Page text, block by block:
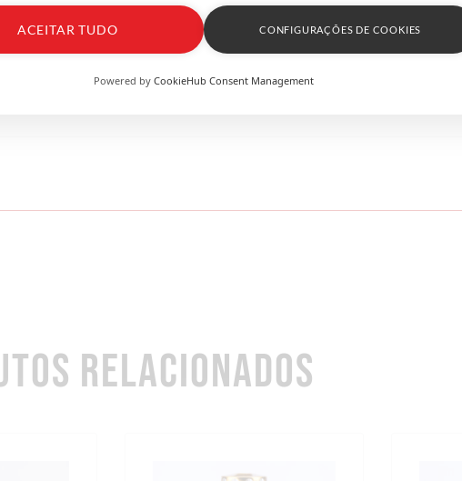
ACEITAR TUDO CONFIGURAÇÕES DE COOKIES
Powered by CookieHub Consent Management
RELACIONADOS